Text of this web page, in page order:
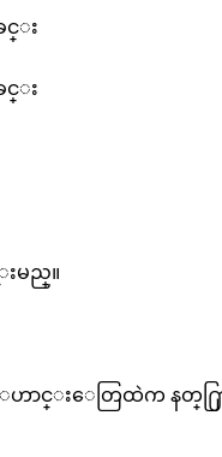
င္း
င္း
မည္။
ဟာင္းေတြထဲက နတ္႐